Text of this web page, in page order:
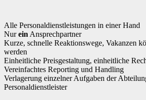
Alle Personaldienstleistungen in einer Hand
Nurein Ansprechpartner
Kurze, schnelle Reaktionswege, Vakanzen
werden
Einheitliche Preisgestaltung, einheitliche
Vereinfachtes Reporting und Handling
Verlagerung einzelner Aufgaben der
Personaldienstleister